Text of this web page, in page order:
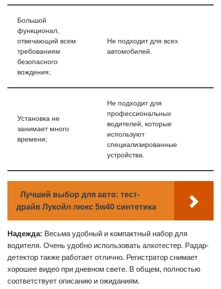
Большой
функционал,
отвечающий всем
требованиям
безопасного
вождения;
Не подходит для всех
автомобилей.
Установка не
занимает много
времени;
Не подходит для
профессиональных
водителей, которые
используют
специализированные
устройства.
Лучший выбор для авто: тест-
драйв Лукойл люкс 5w40 синтетика
Надежда: Весьма удобный и компактный набор для
водителя. Очень удобно использовать алкотестер. Радар-
детектор также работает отлично. Регистратор снимает
хорошее видео при дневном свете. В общем, полностью
соответствует описанию и ожиданиям.